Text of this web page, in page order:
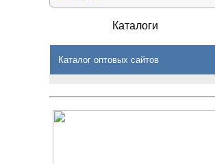
Каталоги
Каталог оптовых сайтов